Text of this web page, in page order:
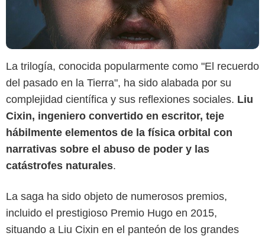
La trilogía, conocida popularmente como "El recuerdo
del pasado en la Tierra", ha sido alabada por su
complejidad científica y sus reflexiones sociales. Liu
Cixin, ingeniero convertido en escritor, teje
hábilmente elementos de la física orbital con
narrativas sobre el abuso de poder y las
catástrofes naturales.
La saga ha sido objeto de numerosos premios,
incluido el prestigioso Premio Hugo en 2015,
situando a Liu Cixin en el panteón de los grandes
Levante-EMV